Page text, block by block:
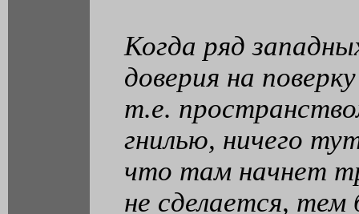
Когда ряд
доверия на
т.е.
гнилью, ничего
что там начнет
не сделается, тем